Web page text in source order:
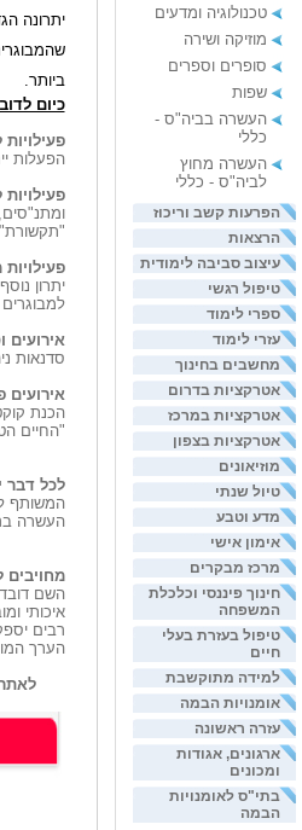
טכנולוגיה ומדעים
מוזיקה ושירה
סופרים וספרים
שפות
העשרה בביה"ס -
כללי
העשרה מחוץ
לביה"ס - כללי
הפרעות קשב וריכוז
הרצאות
עיצוב סביבה לימודית
טיפול רגשי
ספרי לימוד
עזרי לימוד
מחשבים בחינוך
אטרקציות בדרום
אטרקציות במרכז
אטרקציות בצפון
מוזיאונים
טיול שנתי
מדע וטבע
אימון אישי
מרכז מבקרים
חינוך פיננסי וכלכלת
המשפחה
טיפול בעזרת בעלי
חיים
למידה מתוקשבת
אומנויות הבמה
עזרה ראשונה
ארגונים, אגודות
ומכונים
בתי"ס לאומנויות
הבמה
יתרונה
ביותר.
כיום
הפעלות
"תקשורת"
יתרון
אירועים
סדנאות
אירועים
הכנת
"החיים
לכל דבר
המשותף
העשרה
השם
איכותי
רבים
הערך